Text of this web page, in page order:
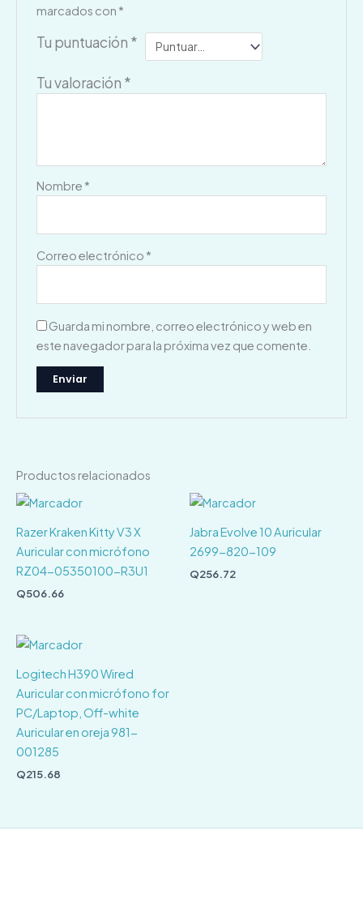
marcados con *
Tu puntuación *
Tu valoración *
Nombre *
Correo electrónico *
Guarda mi nombre, correo electrónico y web en
este navegador para la próxima vez que comente.
Productos relacionados
Razer Kraken Kitty V3 X
Auricular con micrófono
RZ04-05350100-R3U1
Q506.66
Jabra Evolve 10 Auricular
2699-820-109
Q256.72
Logitech H390 Wired
Auricular con micrófono for
PC/Laptop, Off-white
Auricular en oreja 981-
001285
Q215.68